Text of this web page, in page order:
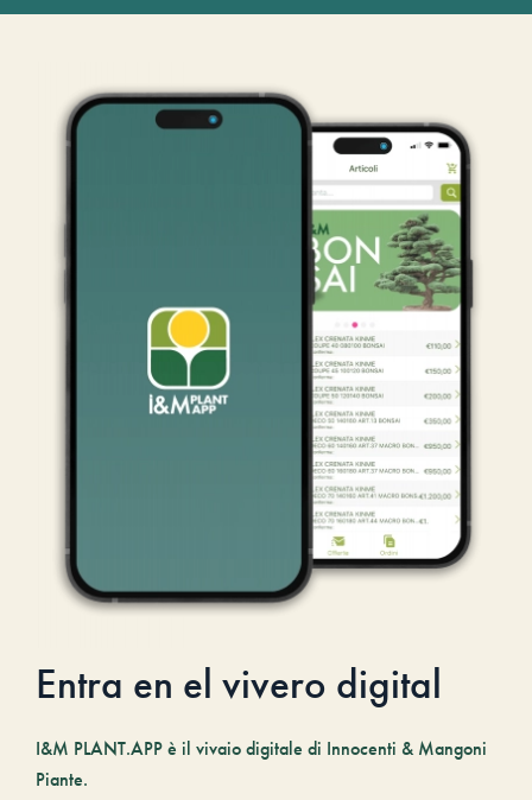
Entra en el vivero digital
I&M PLANT.APP è il vivaio digitale di Innocenti & Mangoni
Piante.